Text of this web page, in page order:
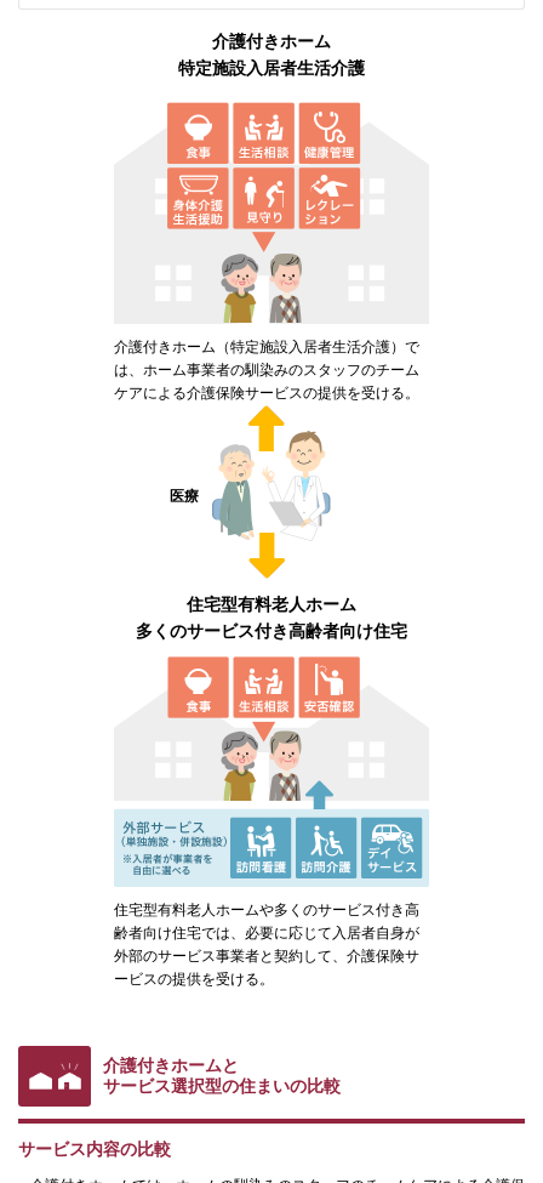
介護付きホーム
特定施設入居者生活介護
介護付きホーム（特定施設入居者生活介護）で
は、ホーム事業者の馴染みのスタッフのチーム
ケアによる介護保険サービスの提供を受ける。
医療
住宅型有料老人ホーム
多くのサービス付き高齢者向け住宅
住宅型有料老人ホームや多くのサービス付き高
齢者向け住宅では、必要に応じて入居者自身が
外部のサービス事業者と契約して、介護保険サ
ービスの提供を受ける。
介護付きホームと
サービス選択型の住まいの比較
サービス内容の比較